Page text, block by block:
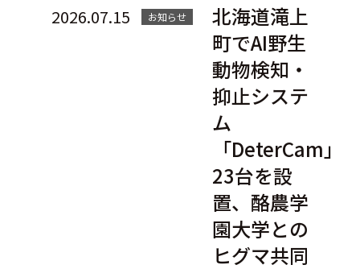
2026.07.15 お知らせ
北海道滝上
町でAI野生
動物検知・
抑止システ
ム
「DeterCam」
23台を設
置、酪農学
園大学との
ヒグマ共同